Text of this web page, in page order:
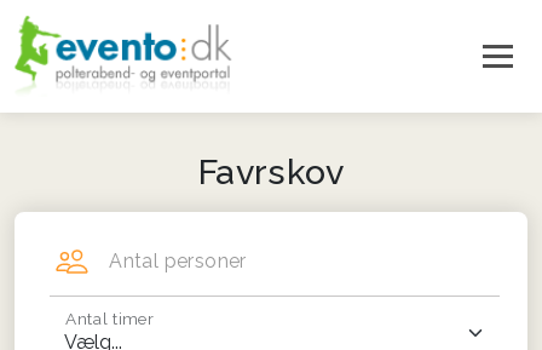
Favrskov
Antal personer
Antal timer